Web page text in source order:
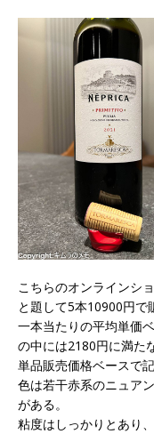
こちらのオンラインシ
と題して5本10900円で
一本当たりの平均単価
の中には2180円に満た
単品販売価格ベースで記
色は若干赤系のニュア
がある。
粘度はしっかりとあり